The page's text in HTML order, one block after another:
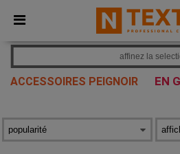
× Appli Ntextil
Meilleurs prix sur l’app !
ACCESSOIRES PEIGNOIR EN
affinez la